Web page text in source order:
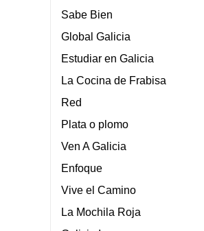
Sabe Bien
Global Galicia
Estudiar en Galicia
La Cocina de Frabisa
Red
Plata o plomo
Ven A Galicia
Enfoque
Vive el Camino
La Mochila Roja